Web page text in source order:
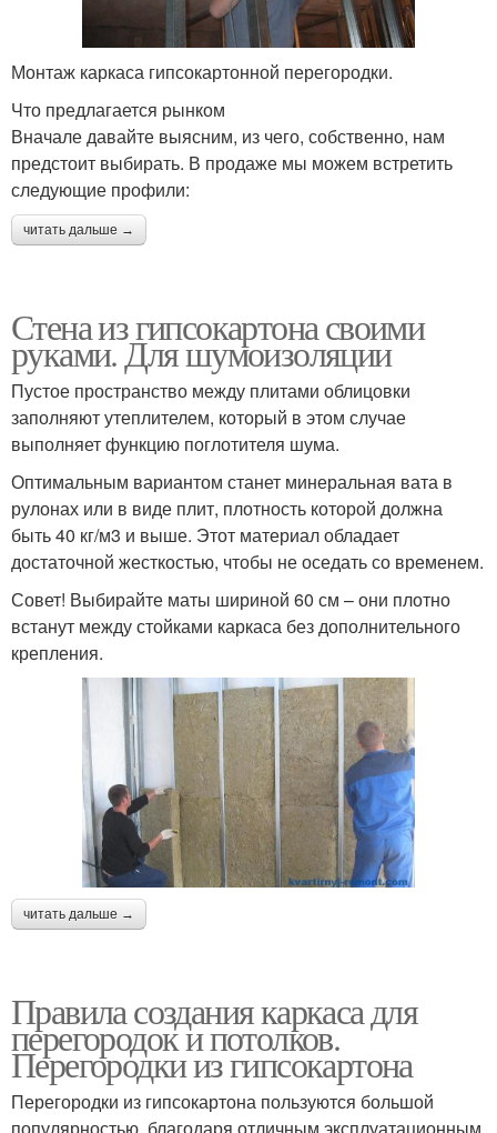
Монтаж каркаса гипсокартонной перегородки.
Что предлагается рынком
Вначале давайте выясним, из чего, собственно, нам
предстоит выбирать. В продаже мы можем встретить
следующие профили:
читать дальше →
Стена из гипсокартона своими
руками. Для шумоизоляции
Пустое пространство между плитами облицовки
заполняют утеплителем, который в этом случае
выполняет функцию поглотителя шума.
Оптимальным вариантом станет минеральная вата в
рулонах или в виде плит, плотность которой должна
быть 40 кг/м3 и выше. Этот материал обладает
достаточной жесткостью, чтобы не оседать со временем.
Совет! Выбирайте маты шириной 60 см – они плотно
встанут между стойками каркаса без дополнительного
крепления.
читать дальше →
Правила создания каркаса для
перегородок и потолков.
Перегородки из гипсокартона
Перегородки из гипсокартона пользуются большой
популярностью, благодаря отличным эксплуатационным